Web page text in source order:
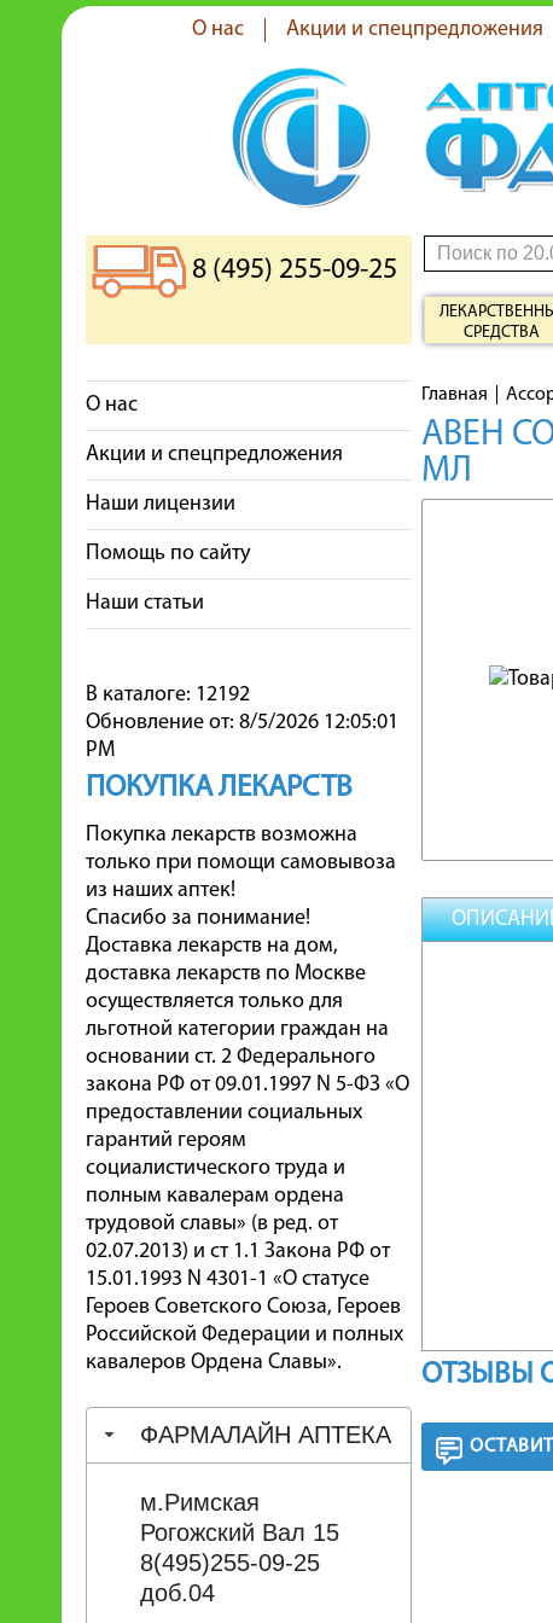
О нас Акции и спецпредложения
8 (495) 255-09-25
СРЕДСТВА
О нас
Акции и спецпредложения
Наши лицензии
Помощь по сайту
Наши статьи
В каталоге: 12192
Обновление от: 8/5/2026 12:05:01
PM
ПОКУПКА ЛЕКАРСТВ
Покупка лекарств возможна
только при помощи самовывоза
из наших аптек!
Спасибо за понимание!
Доставка лекарств на дом,
доставка лекарств по Москве
осуществляется только для
льготной категории граждан на
основании ст. 2 Федерального
закона РФ от 09.01.1997 N 5-ФЗ «О
предоставлении социальных
гарантий героям
социалистического труда и
полным кавалерам ордена
трудовой славы» (в ред. от
02.07.2013) и ст 1.1 Закона РФ от
15.01.1993 N 4301-1 «О статусе
Героев Советского Союза, Героев
Российской Федерации и полных
кавалеров Ордена Славы».
ФАРМАЛАЙН АПТЕКА
м.Римская
Рогожский Вал 15
8(495)255-09-25
доб.04
Главная
АВЕН
МЛ
ОТЗЫВЫ